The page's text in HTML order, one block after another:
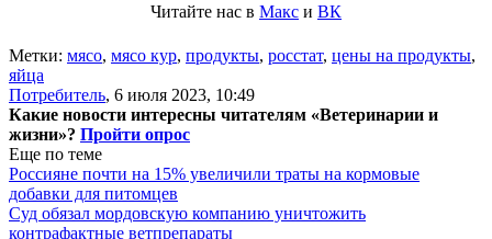
Читайте нас в Макс и ВК
Метки: мясо, мясо кур, продукты, росстат, цены на продукты,
яйца
Потребитель, 6 июля 2023, 10:49
Какие новости интересны читателям «Ветеринарии и
жизни»? Пройти опрос
Еще по теме
Россияне почти на 15% увеличили траты на кормовые
добавки для питомцев
Суд обязал мордовскую компанию уничтожить
контрафактные ветпрепараты